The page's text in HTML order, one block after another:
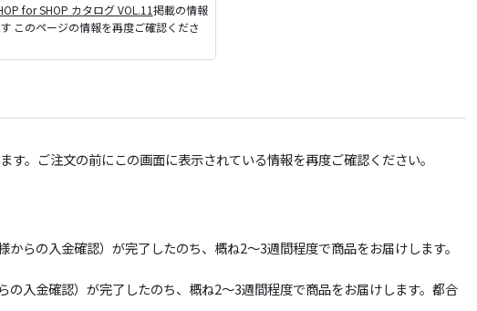
for SHOP カタログ VOL.11掲載の情報
このページの情報を再度ご確認くださ
。ご注文の前にこの画面に表示されている情報を再度ご確認ください。
らの入金確認）が完了したのち、概ね2～3週間程度で商品をお届けします。
入金確認）が完了したのち、概ね2～3週間程度で商品をお届けします。都合